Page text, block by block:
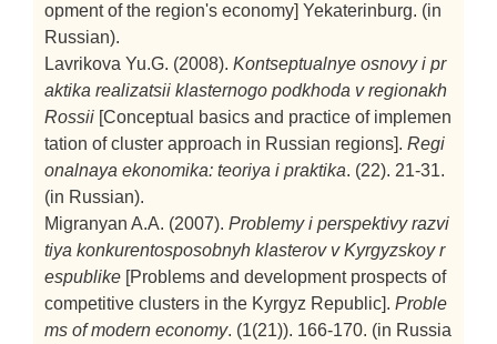
opment of the region's economy] Yekaterinburg. (in
Russian).
Lavrikova Yu.G. (2008). Kontseptualnye osnovy i pr
aktika realizatsii klasternogo podkhoda v regionakh
Rossii [Conceptual basics and practice of implemen
tation of cluster approach in Russian regions]. Regi
onalnaya ekonomika: teoriya i praktika. (22). 21-31.
(in Russian).
Migranyan A.A. (2007). Problemy i perspektivy razvi
tiya konkurentosposobnyh klasterov v Kyrgyzskoy r
espublike [Problems and development prospects of
competitive clusters in the Kyrgyz Republic]. Proble
ms of modern economy. (1(21)). 166-170. (in Russia